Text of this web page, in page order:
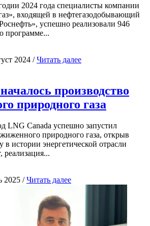
2024 года специалисты компании
входящей в нефтегазодобывающий
успешно реализовали 946
программе...
2024 /Читать далее
производство
природного газа
LNG Canada успешно запустил
природного газа, открыв
в истории энергетической отрасли
реализация...
2025 /Читать далее